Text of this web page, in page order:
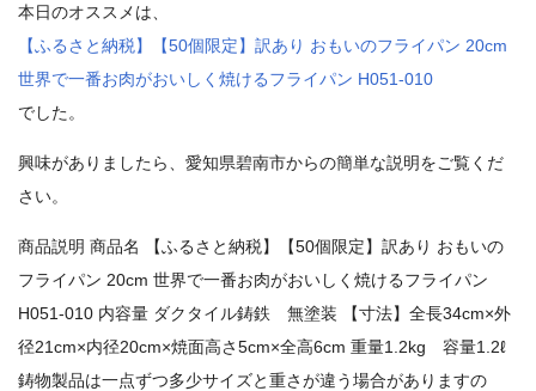
本日のオススメは、
【ふるさと納税】【50個限定】訳あり おもいのフライパン 20cm
世界で一番お肉がおいしく焼けるフライパン H051-010
でした。
興味がありましたら、愛知県碧南市からの簡単な説明をご覧くだ
さい。
商品説明 商品名 【ふるさと納税】【50個限定】訳あり おもいの
フライパン 20cm 世界で一番お肉がおいしく焼けるフライパン
H051-010 内容量 ダクタイル鋳鉄 無塗装 【寸法】全長34cm×外
径21cm×内径20cm×焼面高さ5cm×全高6cm 重量1.2kg 容量1.2ℓ
鋳物製品は一点ずつ多少サイズと重さが違う場合がありますの